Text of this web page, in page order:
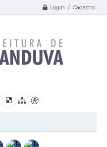
Login / Cadastro